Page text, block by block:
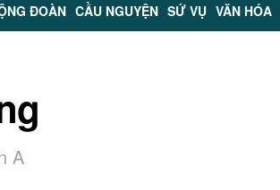
ĐOÀN CẦU NGUYỆN SỨ VỤ VĂN HÓA
A